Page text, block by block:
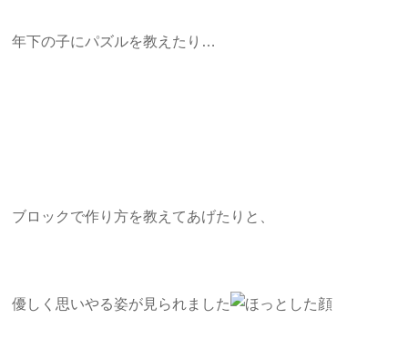
年下の子にパズルを教えたり…
ブロックで作り方を教えてあげたりと、
優しく思いやる姿が見られました